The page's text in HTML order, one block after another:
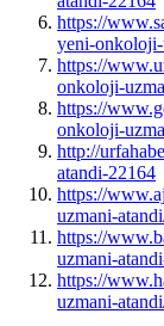
https://
yeni-
https://
onkoloji-
https://
onkoloji-
http://
atandi-22164
https://
uzmani-
https://
uzmani-
https://
uzmani-